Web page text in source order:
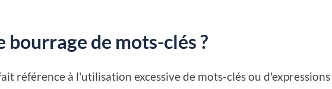
bourrage de mots-clés ?
référence à l'utilisation excessive de mots-clés ou d'expressions